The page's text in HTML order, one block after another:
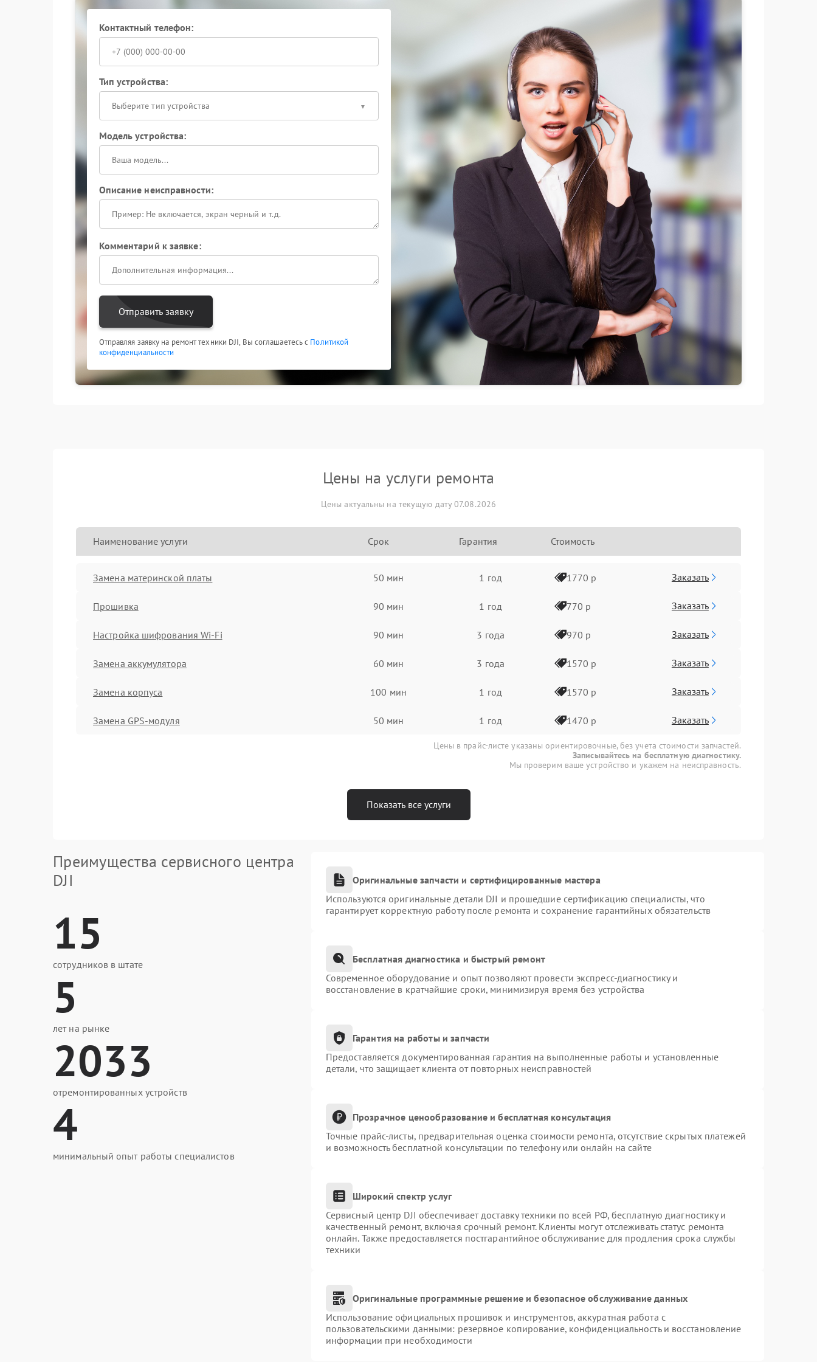
Контактный телефон:
Тип устройства:
Выберите тип устройства
Модель устройства:
Описание неисправности:
Комментарий к заявке:
Отправить заявку
Отправляя заявку на ремонт техники DJI, Вы соглашаетесь с Политикой
конфиденциальности
Цены на услуги ремонта
Цены актуальны на текущую дату 07.08.2026
Наименование услуги Срок Гарантия Стоимость
Замена материнской платы 50 мин 1 год 1770 р Заказать
Прошивка 90 мин 1 год 770 р Заказать
Настройка шифрования Wi-Fi 90 мин 3 года 970 р Заказать
Замена аккумулятора 60 мин 3 года 1570 р Заказать
Замена корпуса 100 мин 1 год 1570 р Заказать
Замена GPS-модуля 50 мин 1 год 1470 р Заказать
Цены в прайс-листе указаны ориентировочные, без учета стоимости запчастей.
Записывайтесь на бесплатную диагностику.
Мы проверим ваше устройство и укажем на неисправность.
Показать все услуги
Преимущества сервисного центра
DJI
15
сотрудников в штате
5
лет на рынке
2033
отремонтированных устройств
4
минимальный опыт работы специалистов
Оригинальные запчасти и сертифицированные мастера
Используются оригинальные детали DJI и прошедшие сертификацию специалисты, что
гарантирует корректную работу после ремонта и сохранение гарантийных обязательств
Бесплатная диагностика и быстрый ремонт
Современное оборудование и опыт позволяют провести экспресс-диагностику и
восстановление в кратчайшие сроки, минимизируя время без устройства
Гарантия на работы и запчасти
Предоставляется документированная гарантия на выполненные работы и установленные
детали, что защищает клиента от повторных неисправностей
Прозрачное ценообразование и бесплатная консультация
Точные прайс-листы, предварительная оценка стоимости ремонта, отсутствие скрытых платежей
и возможность бесплатной консультации по телефону или онлайн на сайте
Широкий спектр услуг
Сервисный центр DJI обеспечивает доставку техники по всей РФ, бесплатную диагностику и
качественный ремонт, включая срочный ремонт. Клиенты могут отслеживать статус ремонта
онлайн. Также предоставляется постгарантийное обслуживание для продления срока службы
техники
Оригинальные программные решение и безопасное обслуживание данных
Использование официальных прошивок и инструментов, аккуратная работа с
пользовательскими данными: резервное копирование, конфиденциальность и восстановление
информации при необходимости